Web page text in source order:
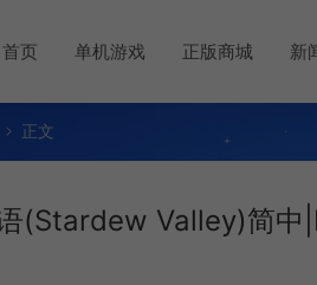
首页 单机游戏 正版商城 新
正文
(Stardew Valley)简中